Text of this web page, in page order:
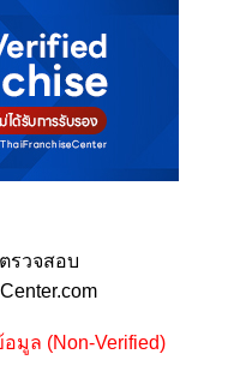
รวจสอบ
มูล (Non-Verified)